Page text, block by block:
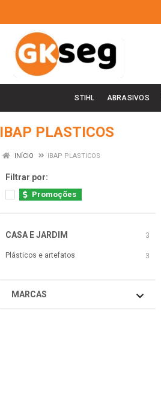
STIHL ABRASIVOS
IBAP PLASTICOS
INÍCIO IBAP PLASTICOS
Filtrar por:
Promoções
CASA E JARDIM 3
Plásticos e artefatos 3
MARCAS